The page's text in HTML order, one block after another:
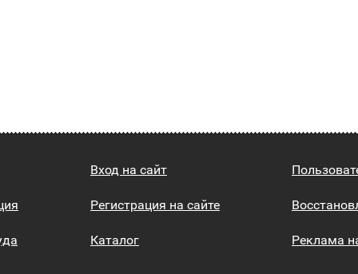
Вход на сайт
Регистрация на сайте
Каталог Реклама